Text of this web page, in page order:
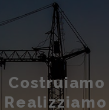
Costruiamo
Realizziamo